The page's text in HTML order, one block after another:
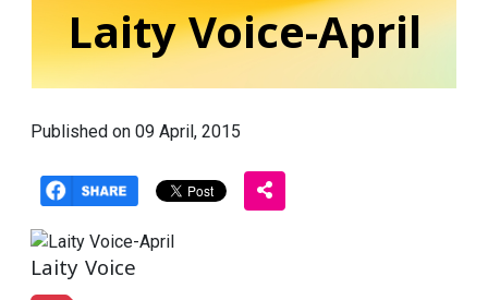
Laity Voice-April
Published on 09 April, 2015
Laity Voice